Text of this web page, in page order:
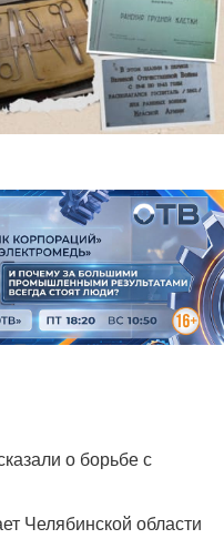
о борьбе с
Челябинской области